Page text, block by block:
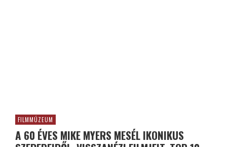
FILMMÚZEUM
A 60 ÉVES MIKE MYERS MESÉL IKONIKUS